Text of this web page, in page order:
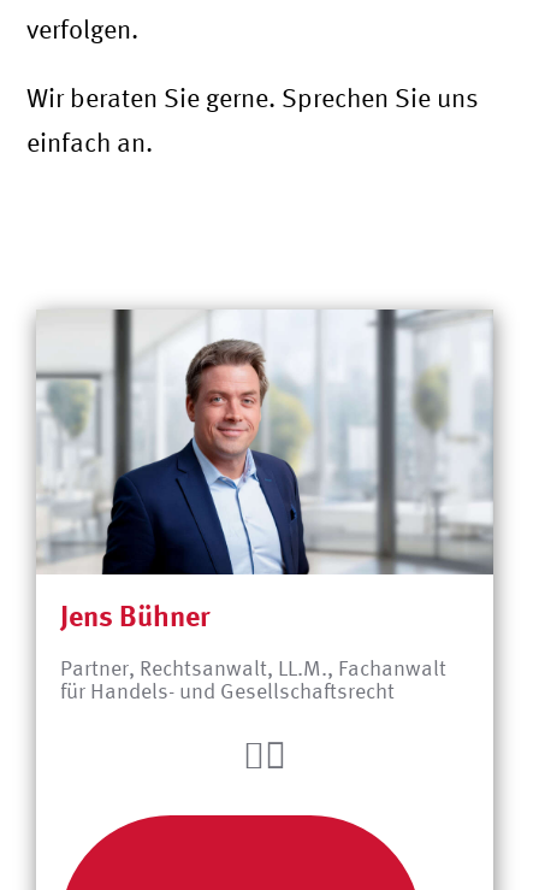
verfolgen.
Wir beraten Sie gerne. Sprechen Sie uns
einfach an.
Jens Bühner
Partner, Rechtsanwalt, LL.M., Fachanwalt
für Handels- und Gesellschaftsrecht